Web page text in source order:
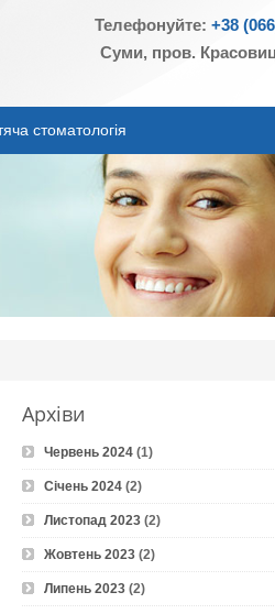
Телефонуйте: +38
Суми, пров.
стоматологія
Архіви
Червень 2024 (1)
Січень 2024 (2)
Листопад 2023 (2)
Жовтень 2023 (2)
Липень 2023 (2)